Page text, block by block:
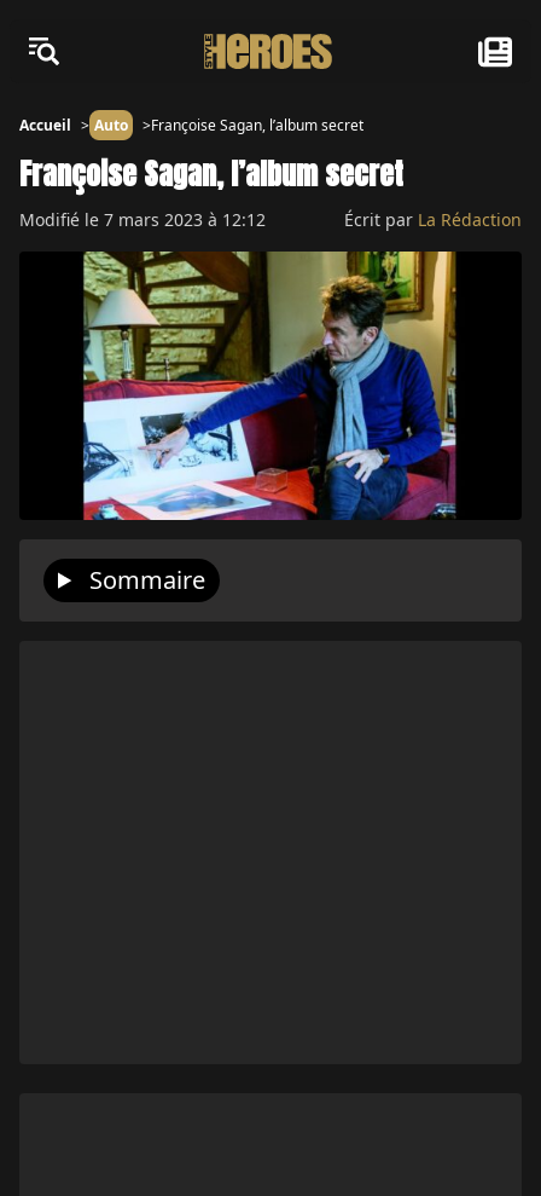
Accueil Auto Françoise Sagan, l’album secret
Françoise Sagan, l’album secret
Modifié le 7 mars 2023 à 12:12 Écrit par La Rédaction
Sommaire